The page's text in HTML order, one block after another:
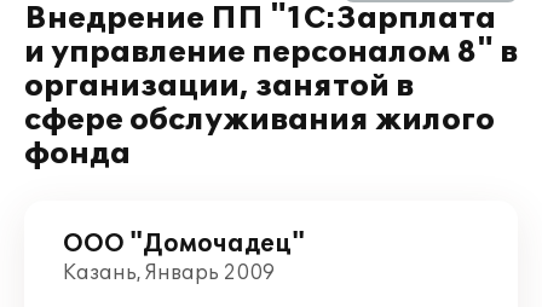
Внедрение ПП "1C:Зарплата
и управление персоналом 8" в
организации, занятой в
сфере обслуживания жилого
фонда
ООО "Домочадец"
Казань, Январь 2009